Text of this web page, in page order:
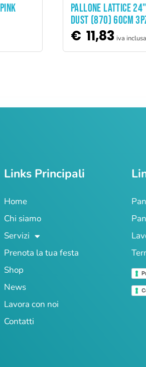
ADD TO
PALLONE LATTICE
DUST (870) 60CM
€ 11,83 iva inclusa
Links Principali
Home
Chi siamo
Servizi
Prenota la tua festa
Shop
News
Lavora con noi
Contatti